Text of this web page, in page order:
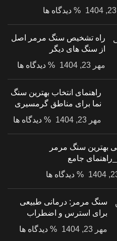
% دیدگاه ها
راه تشخیص سنگ مرمر اصل
از سنگ های دیگر
مهر 23, 1404
% دیدگاه ها
راهنمای انتخاب بهترین سنگ
نما برای مناطق گرمسیری
مهر 23, 1404
% دیدگاه ها
بهترین سنگ مرمر
جامع
% دیدگاه ها
سنگ مرمر: درمانی طبیعی
برای استرس و اضطراب
مهر 23, 1404
% دیدگاه ها